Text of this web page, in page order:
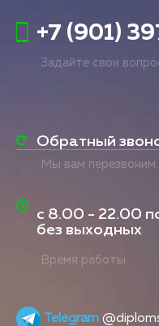
+7 (901)
Задайте свои
Обратный
Мы вам перезвоним
с 8.00 - 22.00
без выходных
Время работы
Telegram